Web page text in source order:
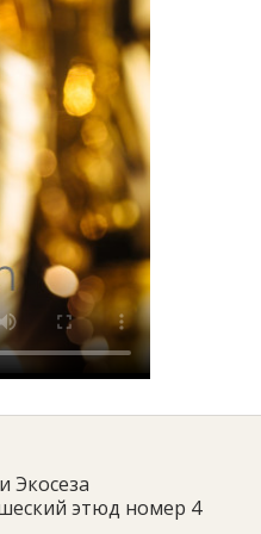
Экосеза
этюд номер 4